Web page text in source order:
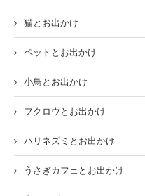
猫とお出かけ
ペットとお出かけ
小鳥とお出かけ
フクロウとお出かけ
ハリネズミとお出かけ
うさぎカフェとお出かけ